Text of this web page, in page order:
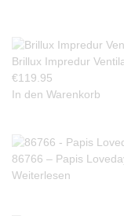
Brillux Impredur
€119.95
In den Warenkorb
86766 – Papis
Weiterlesen